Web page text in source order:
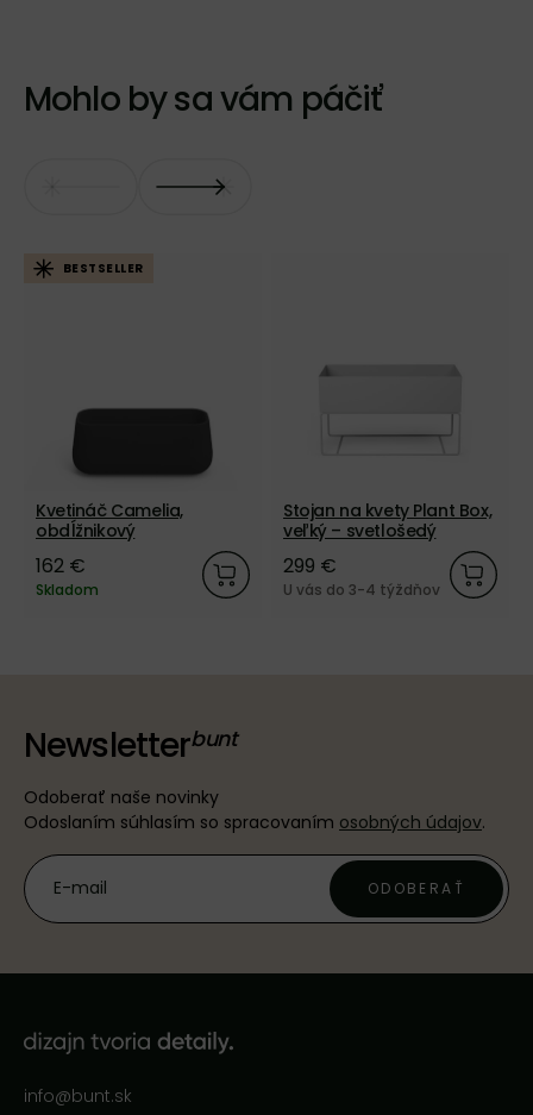
Mohlo by sa vám páčiť
BESTSELLER
Kvetináč Camelia,
obdĺžnikový
162 €
Skladom
Stojan na kvety Plant Box,
veľký – svetlošedý
299 €
U vás do 3-4 týždňov
Newsletter
Odoberať naše novinky
Odoslaním súhlasím so spracovaním osobných údajov.
ODOBERAŤ
info@bunt.sk